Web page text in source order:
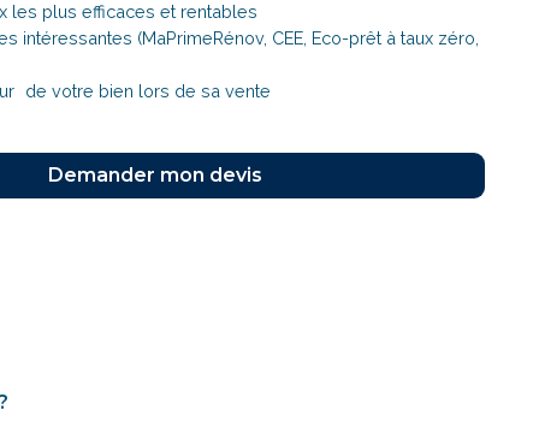
les plus efficaces et rentables
intéressantes (MaPrimeRénov, CEE, Eco-prêt à taux zéro,
de votre bien lors de sa vente
Demander mon devis